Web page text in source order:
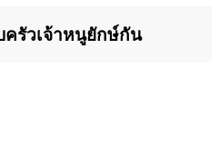
รัวเจ้าหนูยักษ์กัน